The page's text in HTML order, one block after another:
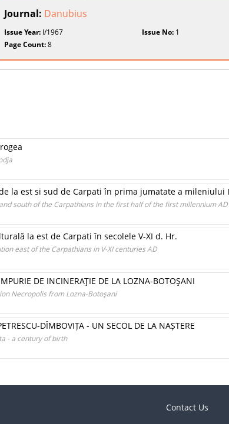
Journal: Danubius
Issue Year: I/1967 Issue No: 1
Page Count:8
la est si sud de Carpati în prima jumatate a mileniului
south of the Carpathians in the first half of the first millennium
la est de Carpati în secolele V-XI d. Hr.
east of the Carpathians in V-XI centuries AD
DE INCINERAŢIE DE LA LOZNA-BOTOŞANI
Necropolis from Lozna-Botoşani
DÎMBOVIȚA - UN SECOL DE LA NAȘTERE
- a century of birth
Contact Us